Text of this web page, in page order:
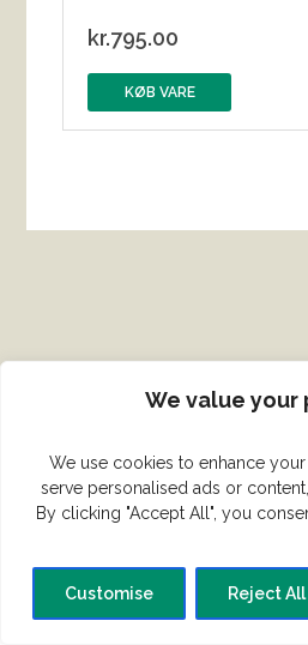
We value your
We use cookies to enhance
serve personalised ads or
By clicking "Accept All", you
Customise Reject All
kr.795.00
KØB VARE
Del din ret